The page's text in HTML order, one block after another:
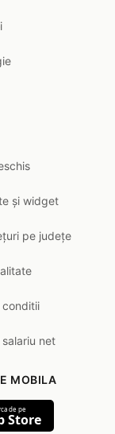
și widget
pe județe
conditii
net
MOBILA
de pe
Store